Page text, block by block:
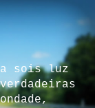
sois luz